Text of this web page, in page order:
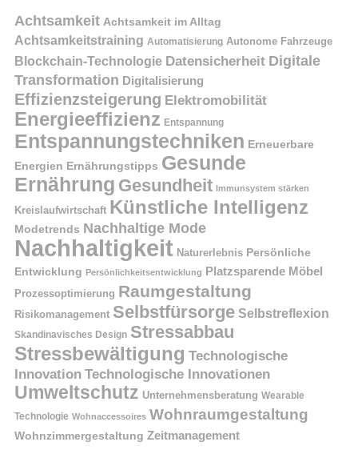
Achtsamkeit Achtsamkeit im Alltag
Achtsamkeitstraining Automatisierung Autonome Fahrzeuge
Blockchain-Technologie Datensicherheit Digitale
Transformation Digitalisierung
Effizienzsteigerung Elektromobilität
Energieeffizienz Entspannung
Entspannungstechniken Erneuerbare
Energien Ernährungstipps Gesunde
Ernährung Gesundheit Immunsystem stärken
Kreislaufwirtschaft Künstliche Intelligenz
Modetrends Nachhaltige Mode
Nachhaltigkeit Naturerlebnis Persönliche
Entwicklung Persönlichkeitsentwicklung Platzsparende Möbel
Prozessoptimierung Raumgestaltung
Risikomanagement Selbstfürsorge Selbstreflexion
Skandinavisches Design Stressabbau
Stressbewältigung Technologische
Innovation Technologische Innovationen
Umweltschutz Unternehmensberatung Wearable
Technologie Wohnaccessoires Wohnraumgestaltung
Wohnzimmergestaltung Zeitmanagement